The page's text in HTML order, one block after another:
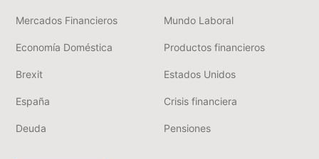
Mercados Financieros Mundo Laboral
Economía Doméstica Productos financieros
Brexit Estados Unidos
España Crisis financiera
Deuda Pensiones